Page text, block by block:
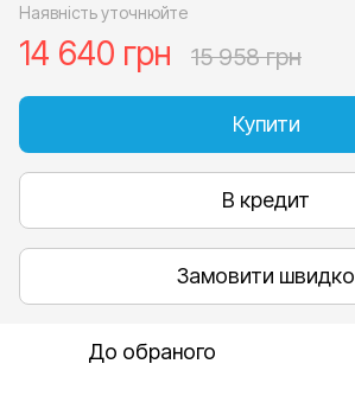
Наявність уточнюйте
14 640 грн 15 958 грн
Купити
В кредит
Замовити швидко
До обраного